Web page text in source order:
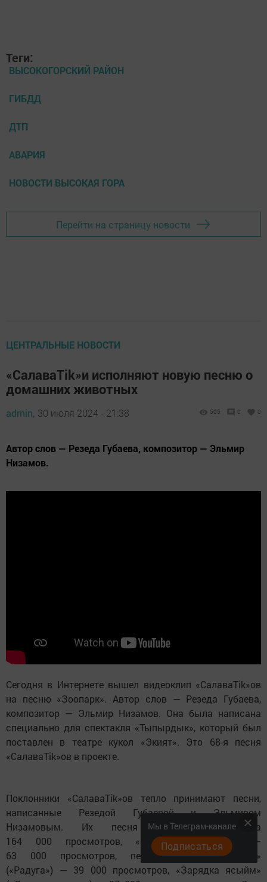
Теги:
ВЫСОКОГОРСКИЙ РАЙОН
ГИБДД
ДТП
АВАРИЯ
НОВОСТИ ВЫСОКАЯ ГОРА
Перейти на страницу новости
ЦЕНТРАЛЬНЫЕ НОВОСТИ
«СалаваТіk»и исполняют новую песню о
домашних животных
admin, 30 июля 2024 - 21:38 505 0 0
Автор слов — Резеда Губаева, композитор — Эльмир
Низамов.
Сегодня в Интернете вышел видеоклип «СалаваТіk»ов
на песню «Зоопарк». Автор слов — Резеда Губаева,
композитор — Эльмир Низамов. Она была написана
специально для спектакля «Тыпырдык», который был
поставлен в театре кукол «Экият». Это 68-я песня
«СалаваТіk»ов в проекте.
Поклонники «СалаваТіk»ов тепло принимают песни,
написанные Резедой Губаевой и Эльмиром
Низамовым. Их песня «Планеты» набрала
164 000 просмотров, «Саннар» («Цифры») —
63 000 просмотров, песня «Салават купере»
(«Радуга») — 39 000 просмотров, «Зарядка ясыйм»
Мы в Телеграм-канале
Подписаться